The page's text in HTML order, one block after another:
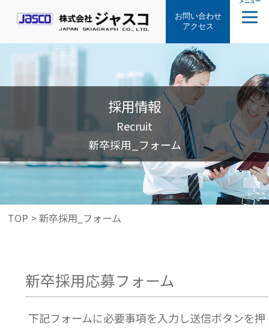
お問い合わせ
アクセス
メニュー
採用情報
Recruit
新卒採用_フォーム
TOP >新卒採用_フォーム
新卒採用応募フォーム
下記フォームに必要事項を入力し送信ボタンを押